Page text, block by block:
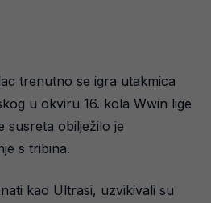
trenutno se igra utakmica
u okviru 16. kola Wwin lige
susreta obilježilo je
s tribina.
kao Ultrasi, uzvikivali su